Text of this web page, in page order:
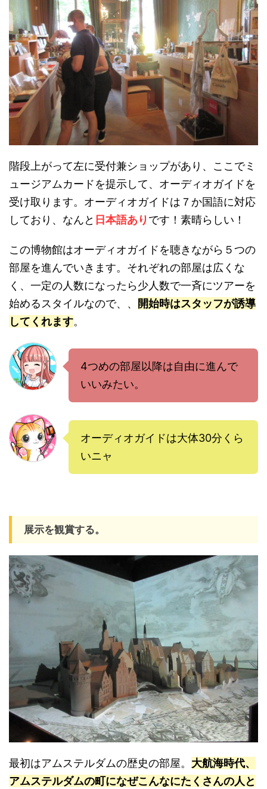
階段上がって左に受付兼ショップがあり、ここでミ
ュージアムカードを提示して、オーディオガイドを
受け取ります。オーディオガイドは７か国語に対応
しており、なんと 日本語ありです！素晴らしい！
この博物館はオーディオガイドを聴きながら５つの
部屋を進んでいきます。それぞれの部屋は広くな
く、一定の人数になったら少人数で一斉にツアーを
始めるスタイルなので、、 開始時はスタッフが誘導
してくれます。
4つめの部屋以降は自由に進んで
いいみたい。
オーディオガイドは大体30分くら
いニャ
展示を観賞する。
最初はアムステルダムの歴史の部屋。 大航海時代、
アムステルダムの町になぜこんなにたくさんの人と